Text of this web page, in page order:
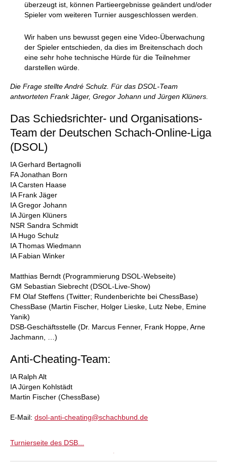
überzeugt ist, können Partieergebnisse geändert und/oder
Spieler vom weiteren Turnier ausgeschlossen werden.
Wir haben uns bewusst gegen eine Video-Überwachung
der Spieler entschieden, da dies im Breitenschach doch
eine sehr hohe technische Hürde für die Teilnehmer
darstellen würde.
Die Frage stellte André Schulz. Für das DSOL-Team
antworteten Frank Jäger, Gregor Johann und Jürgen Klüners.
Das Schiedsrichter- und Organisations-
Team der Deutschen Schach-Online-Liga
(DSOL)
IA Gerhard Bertagnolli
FA Jonathan Born
IA Carsten Haase
IA Frank Jäger
IA Gregor Johann
IA Jürgen Klüners
NSR Sandra Schmidt
IA Hugo Schulz
IA Thomas Wiedmann
IA Fabian Winker
Matthias Berndt (Programmierung DSOL-Webseite)
GM Sebastian Siebrecht (DSOL-Live-Show)
FM Olaf Steffens (Twitter; Rundenberichte bei ChessBase)
ChessBase (Martin Fischer, Holger Lieske, Lutz Nebe, Emine
Yanik)
DSB-Geschäftsstelle (Dr. Marcus Fenner, Frank Hoppe, Arne
Jachmann, …)
Anti-Cheating-Team:
IA Ralph Alt
IA Jürgen Kohlstädt
Martin Fischer (ChessBase)
E-Mail: dsol-anti-cheating@schachbund.de
Turnierseite des DSB...